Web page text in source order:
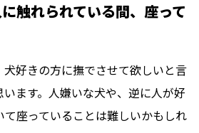
触れられている間、座って
好きの方に撫でさせて欲しいと言
ます。人嫌いな犬や、逆に人が好
て座っていることは難しいかもしれ